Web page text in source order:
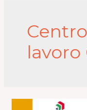
lavoro